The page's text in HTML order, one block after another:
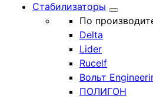
Стабилизаторы
По
Delta
Lider
Rucelf
Вольт
ПОЛИГОН